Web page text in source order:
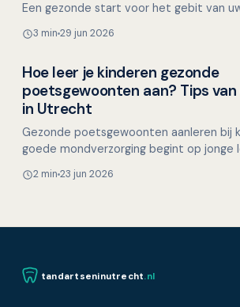
Een gezonde start voor het gebit van
3 min 29 jun 2026
Overig nieuws
Hoe leer je kinderen gezonde
poetsgewoonten aan? Tips
in Utrecht
Gezonde poetsgewoonten aanleren bij
goede mondverzorging begint op jonge
de bas…
2 min 23 jun 2026
tandartseninutrecht.nl